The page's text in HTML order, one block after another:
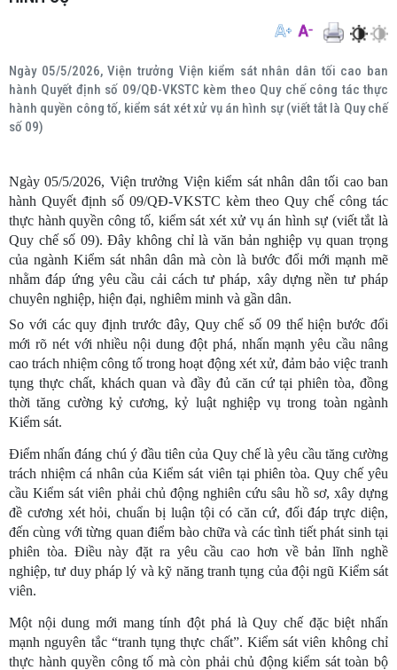
Ngày 05/5/2026, Viện trưởng Viện kiểm sát nhân dân tối cao ban
hành Quyết định số 09/QĐ-VKSTC kèm theo Quy chế công tác thực
hành quyền công tố, kiểm sát xét xử vụ án hình sự (viết tắt là Quy chế
số 09)
Ngày 05/5/2026, Viện trưởng Viện kiểm sát nhân dân tối cao ban
hành Quyết định số 09/QĐ-VKSTC kèm theo Quy chế công tác
thực hành quyền công tố, kiểm sát xét xử vụ án hình sự (viết tắt là
Quy chế số 09). Đây không chỉ là văn bản nghiệp vụ quan trọng
của ngành Kiểm sát nhân dân mà còn là bước đổi mới mạnh mẽ
nhằm đáp ứng yêu cầu cải cách tư pháp, xây dựng nền tư pháp
chuyên nghiệp, hiện đại, nghiêm minh và gần dân.
So với các quy định trước đây, Quy chế số 09 thể hiện bước đổi
mới rõ nét với nhiều nội dung đột phá, nhấn mạnh yêu cầu nâng
cao trách nhiệm công tố trong hoạt động xét xử, đảm bảo việc tranh
tụng thực chất, khách quan và đầy đủ căn cứ tại phiên tòa, đồng
thời tăng cường kỷ cương, kỷ luật nghiệp vụ trong toàn ngành
Kiểm sát.
Điểm nhấn đáng chú ý đầu tiên của Quy chế là yêu cầu tăng cường
trách nhiệm cá nhân của Kiểm sát viên tại phiên tòa. Quy chế yêu
cầu Kiểm sát viên phải chủ động nghiên cứu sâu hồ sơ, xây dựng
đề cương xét hỏi, chuẩn bị luận tội có căn cứ, đối đáp trực diện,
đến cùng với từng quan điểm bào chữa và các tình tiết phát sinh tại
phiên tòa. Điều này đặt ra yêu cầu cao hơn về bản lĩnh nghề
nghiệp, tư duy pháp lý và kỹ năng tranh tụng của đội ngũ Kiểm sát
viên.
Một nội dung mới mang tính đột phá là Quy chế đặc biệt nhấn
mạnh nguyên tắc “tranh tụng thực chất”. Kiểm sát viên không chỉ
thực hành quyền công tố mà còn phải chủ động kiểm sát toàn bộ